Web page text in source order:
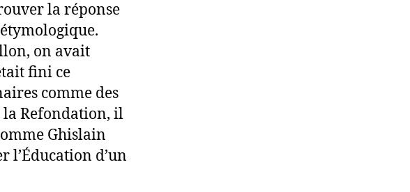
la réponse
on avait
fini ce
comme des
la Refondation, il
Ghislain
l’Éducation d’un